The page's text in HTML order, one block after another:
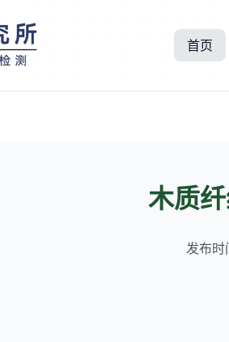
首页
木质
发布时